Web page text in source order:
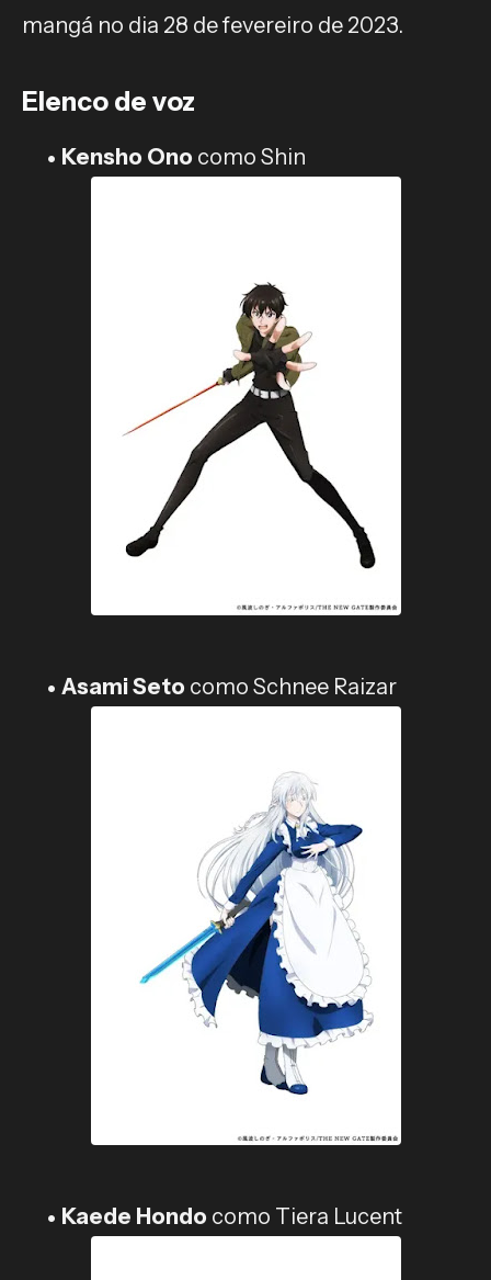
mangá no dia 28 de fevereiro de 2023.
Elenco de voz
Kensho Ono como Shin
Asami Seto como Schnee Raizar
Kaede Hondo como Tiera Lucent